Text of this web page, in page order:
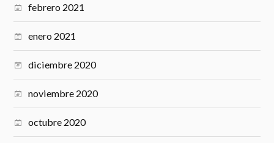
febrero 2021
enero 2021
diciembre 2020
noviembre 2020
octubre 2020